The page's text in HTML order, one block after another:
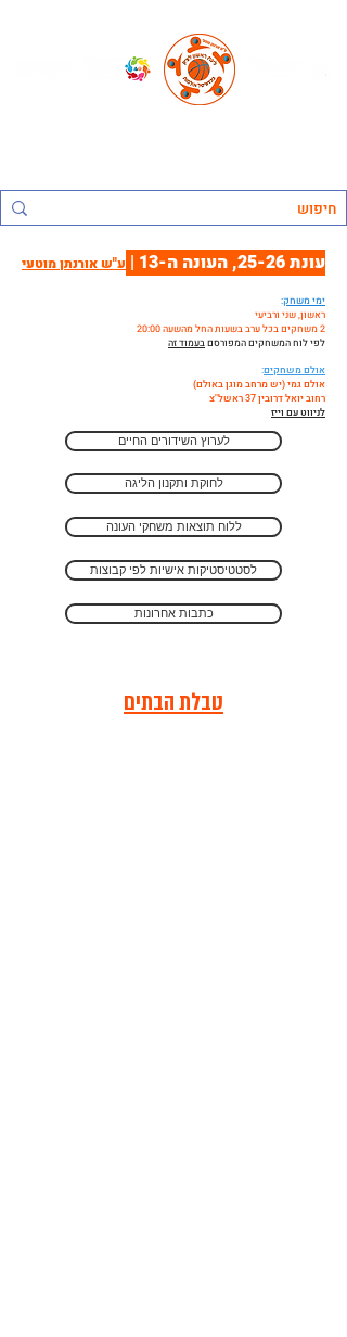
עונת 25-26, העונה ה-13 | ע"ש אורנתן מוטעי
ימי משחק:
ראשון, שני ורביעי
2 משחקים בכל ערב בשעות החל מהשעה 20:00
לפי לוח המשחקים המפורסםבעמוד זה
אולם משחקים:
אולם גמי (יש מרחב מוגן באולם)
רחוב יואל דרובין 37 ראשל"צ
לניווט עם וייז
לערוץ השידורים החיים
לחוקת ותקנון הליגה
ללוח תוצאות משחקי העונה
לסטטיסטיקות אישיות לפי קבוצות
כתבות אחרונות
טבלת הבתים